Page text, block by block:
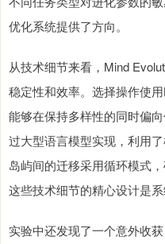
优化系统提供了方向。
从技术细节来看，Mind
稳定性和效率。选择操作使
能够在保持多样性的同时偏
过大型语言模型实现，利用
岛屿间的迁移采用循环模式
这些技术细节的精心设计是系
实验中还发现了一个意外收